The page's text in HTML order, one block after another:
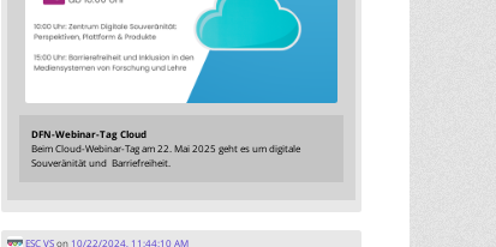
DFN-Webinar-Tag Cloud
Beim Cloud-Webinar-Tag am 22. Mai 2025 geht es um digitale
Souveränität und Barriefreiheit.
ESC VSon 10/22/2024, 11:44:10 AM